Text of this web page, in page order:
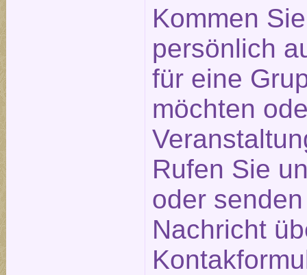
Kommen
persönlich
für eine
möchten
Rufen Sie
oder
Nachricht